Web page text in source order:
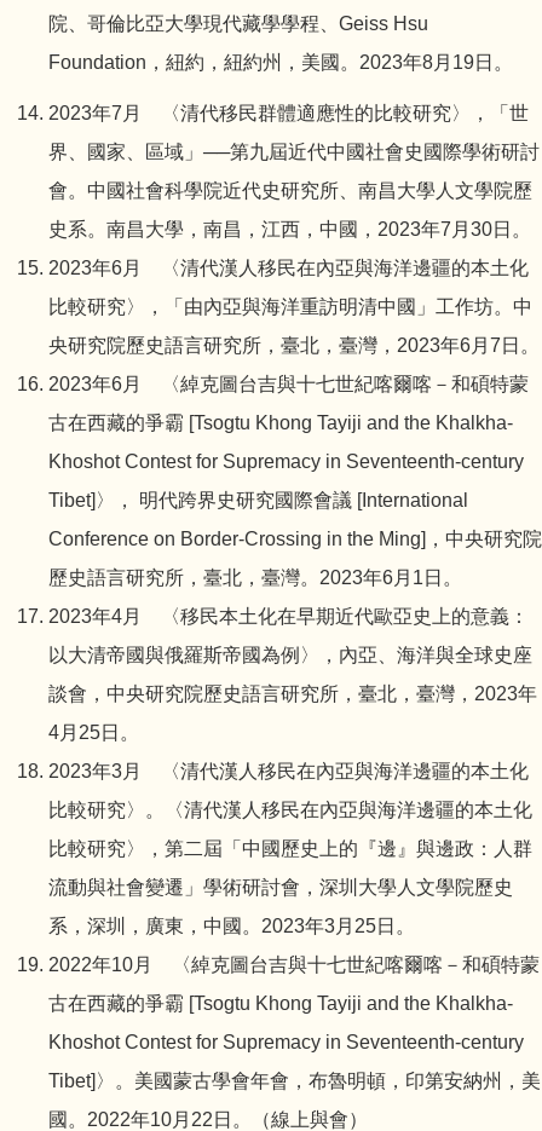
院、哥倫比亞大學現代藏學學程、Geiss Hsu
Foundation，紐約，紐約州，美國。2023年8月19日。
2023年7月 〈清代移民群體適應性的比較研究〉，「世
界、國家、區域」──第九屆近代中國社會史國際學術研討
會。中國社會科學院近代史研究所、南昌大學人文學院歷
史系。南昌大學，南昌，江西，中國，2023年7月30日。
2023年6月 〈清代漢人移民在內亞與海洋邊疆的本土化
比較研究〉，「由內亞與海洋重訪明清中國」工作坊。中
央研究院歷史語言研究所，臺北，臺灣，2023年6月7日。
2023年6月 〈綽克圖台吉與十七世紀喀爾喀－和碩特蒙
古在西藏的爭霸 [Tsogtu Khong Tayiji and the Khalkha-
Khoshot Contest for Supremacy in Seventeenth-century
Tibet]〉， 明代跨界史研究國際會議 [International
Conference on Border-Crossing in the Ming]，中央研究院
歷史語言研究所，臺北，臺灣。2023年6月1日。
2023年4月 〈移民本土化在早期近代歐亞史上的意義：
以大清帝國與俄羅斯帝國為例〉，內亞、海洋與全球史座
談會，中央研究院歷史語言研究所，臺北，臺灣，2023年
4月25日。
2023年3月 〈清代漢人移民在內亞與海洋邊疆的本土化
比較研究〉。〈清代漢人移民在內亞與海洋邊疆的本土化
比較研究〉，第二屆「中國歷史上的『邊』與邊政：人群
流動與社會變遷」學術研討會，深圳大學人文學院歷史
系，深圳，廣東，中國。2023年3月25日。
2022年10月 〈綽克圖台吉與十七世紀喀爾喀－和碩特蒙
古在西藏的爭霸 [Tsogtu Khong Tayiji and the Khalkha-
Khoshot Contest for Supremacy in Seventeenth-century
Tibet]〉。美國蒙古學會年會，布魯明頓，印第安納州， 美
國。2022年10月22日。（線上與會）